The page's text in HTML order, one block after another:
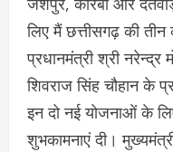
लिए मैं छत्तीसगढ़ की
प्रधानमंत्री श्री नरेन्द्र
शिवराज सिंह चौहान के
इन दो नई योजनाओं के
शुभकामनाएं दी।